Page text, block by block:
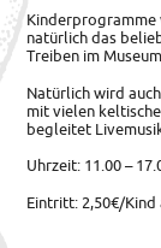
Kinderprogramme
natürlich das
Treiben im
Natürlich wird
mit vielen
begleitet
Uhrzeit: 11.00 –
Eintritt: 2,50€/Kind